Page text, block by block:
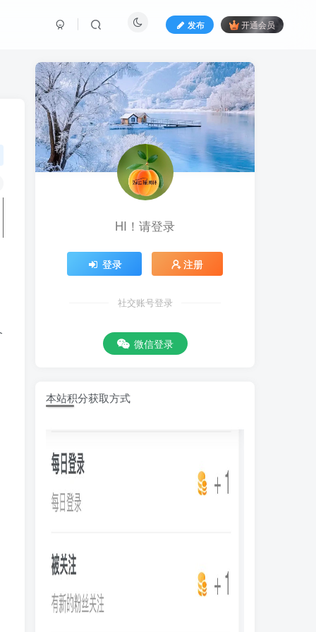
发布 开通会员
HI！请登录
登录 注册
社交账号登录
微信登录
本站积分获取方式